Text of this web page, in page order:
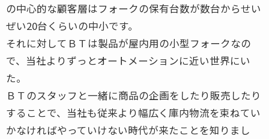
の中心的な顧客層はフォークの保有台数が数台からせい
ぜい20台くらいの中小です。
それに対してＢＴは製品が屋内用の小型フォークなの
で、当社よりずっとオートメーションに近い世界にい
た。
ＢＴのスタッフと一緒に商品の企画をしたり販売したり
することで、当社も従来より幅広く庫内物流を束ねてい
かなければやっていけない時代が来たことを知りまし